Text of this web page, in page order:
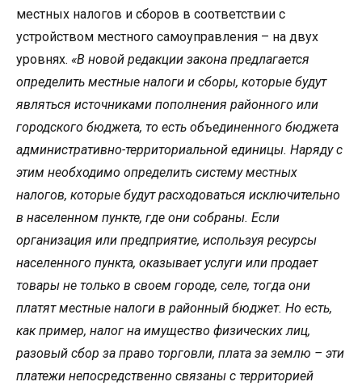
местных налогов и сборов в соответствии с
устройством местного самоуправления – на двух
уровнях. «В новой редакции закона предлагается
определить местные налоги и сборы, которые будут
являться источниками пополнения районного или
городского бюджета, то есть объединенного бюджета
административно-территориальной единицы. Наряду с
этим необходимо определить систему местных
налогов, которые будут расходоваться исключительно
в населенном пункте, где они собраны. Если
организация или предприятие, используя ресурсы
населенного пункта, оказывает услуги или продает
товары не только в своем городе, селе, тогда они
платят местные налоги в районный бюджет. Но есть,
как пример, налог на имущество физических лиц,
разовый сбор за право торговли, плата за землю – эти
платежи непосредственно связаны с территорией